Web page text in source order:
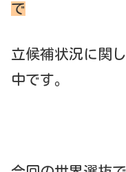
で
立候補状況に関
中です。